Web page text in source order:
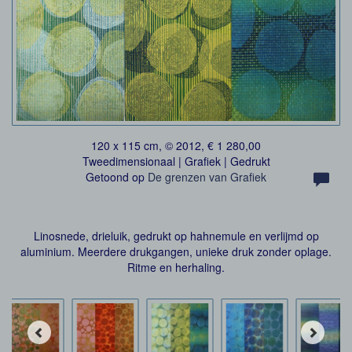
120 x 115 cm, © 2012, € 1 280,00
Tweedimensionaal | Grafiek | Gedrukt
Getoond op De grenzen van Grafiek
Linosnede, drieluik, gedrukt op hahnemule en verlijmd op
aluminium. Meerdere drukgangen, unieke druk zonder oplage.
Ritme en herhaling.